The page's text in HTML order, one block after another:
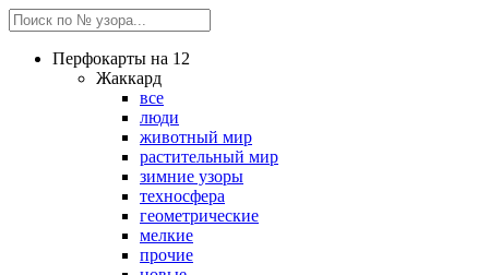
Перфокарты на 12
Жаккард
все
люди
животный мир
растительный мир
зимние узоры
техносфера
геометрические
мелкие
прочие